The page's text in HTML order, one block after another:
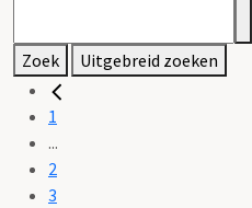
Zoek Uitgebreid zoeken
1
...
2
3